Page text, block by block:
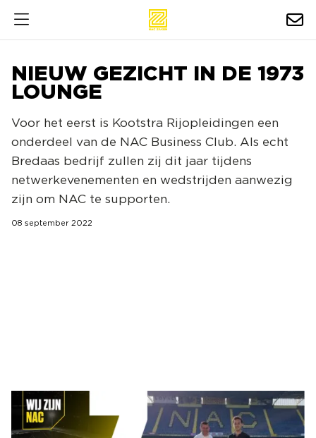
EXPOSURE
AGENDA
NAC ZAKELIJK
MAGAZINES
NIEUW GEZICHT IN DE 1973
LOUNGE
Voor het eerst is Kootstra Rijopleidingen een
onderdeel van de NAC Business Club. Als echt
Bredaas bedrijf zullen zij dit jaar tijdens
netwerkevenementen en wedstrijden aanwezig
zijn om NAC te supporten.
08 september 2022
Bij Kootstra Rijopleidingen kun je terecht voor rijlessen in